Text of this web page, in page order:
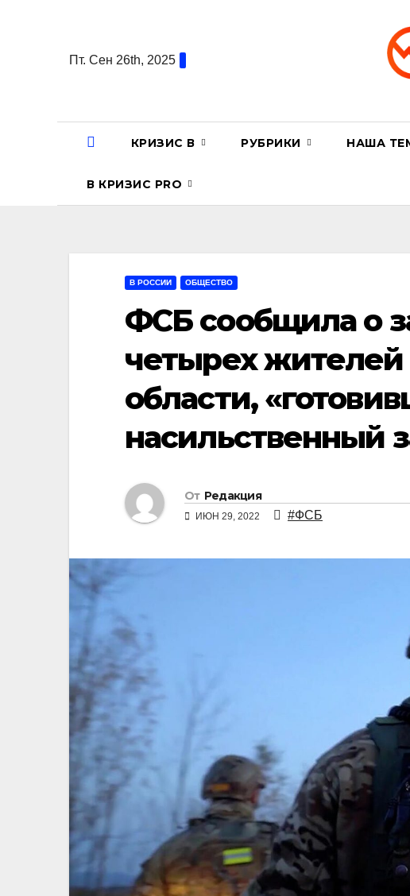
содержаниюПт. Сен 26th, 2025
КРИЗИС В РУБРИКИ НАША
В КРИЗИС PRO
В РОССИИ ОБЩЕСТВО
ФСБ сообщила о
четырех жителей
области,
насильственный
От Редакция
ИЮН 29, 2022 #ФСБ